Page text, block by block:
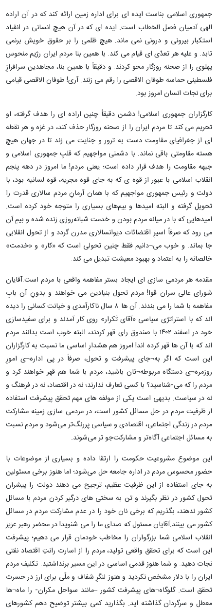
جمهوری اسلامی بناست ایده ای برای اداره زمین ارائه کند که در آن اراده
الهی آدمیان فصل الخطاب است. ایده ای که در آن هیچ انسانی در انقیاد
استکبار بیرونی و درونی نمی ماند. هیچ ظلمی را بر حقوق خویش برنمی
تابد. و علیه هر تعدّی ای قیام می کند. با همین بنا مردم ایران رژیم منحوس
پهلوی را از صحنه روزگار محو کردند. و دقیقاً با همین بنا، مجاهدین سرافرازِ
فلسطینی حماسه طوفان الاقصی را رقم می زنند. آری! طوفان الاقصی قیامی
برای نجات انسان امروز بود.
کارگزاران جمهوری اسلامی! دشمن دقیقاً چنین اراده ای را هدف گرفته، او
تحریم می کند تا مردم ایران را از صحنه روزگار حذف کند، در غزه و هر نقطه
ای از جغرافیای مقاومت دست به ترور و جنایت می زند تا در جهان هیچ
هسته مقاومتی باقی نماند. با دشمنی مواجهیم که قلبِ جمهوری اسلامی و
جبهه مقاومت را هدف قرار داده است؛ یعنی مردم! ما امروز در دهه پنجم
انقلاب اسلامی با عبور از قوه ی که به جای قوه مجریه، قوه لسانیه بود، با
دولت و رئیس جمهوری مواجهیم که با همان آرمانِ مردم سالاری قدرت را
تحویل گرفته و البته امیدها و بیم‌های بسیاری را متوجه خود کرده است.
امیدهایی که با در میانه مردم بودن و خدمت شبانه‌روزی زنده شده و بیمِ آن
می رود که صرفاً اسیرِ اقتضائات دیوانسالاری مدرن گردد و از تحول انقلابی
جا بماند. و خوب می¬دانیم فقط چنین تحولی است که «کار» و «خدمت»
خالصانه را به اعتماد و بهبود معیشت تبدیل می کند.
مقدمه هر مردمی سازی ای ایجاد بستر مفاهمه واقعی با مردم است.آقایان
شورای عالی سران قوا! مردم تحول بنیادین می خواهند و بدونِ آن بابِ
مفاهمه با شما را می بندند. آن ها ۸ سال ناکارآمدی و خیانت کسانی را دیده
اند که با استراتژی سیاسی «آقای تَکرار» روی کار آمدند و برای سفیدسازی
خود در اسفند ۱۴۰۲ با صندوق رای قهر کردند، البته خوب است بدانند مردم
اند که با آن ها قهر کرده اند! امروز هم هشدارِ اساسی ما نسبت به کارگزاران
این است که اگر به¬جای پیشرفت و تحول، صرفاً در پی اداره¬ی امورِ
روزمره¬ی دستگاه مربوطه¬تان باشید، مردم با شما هم قهر خواهند کرد و
مردم را که می-شناسید؟ با کسی تعارف ندارند؛ نه در اقتصاد، نه در فرهنگ و
نه در سیاست. بدیهی است یکی از مولفه های مهم تحقق پیشرفت استفاده
از ظرفیت مردم در حل مسائل کشور است، در مردمی سازی زمینه‌ مشارکت
مردم در زندگی اجتماعی، اقتصادی و سیاسی پررنگ‌تر می‌شود و مردم نسبت
به مسائل اجتماعی آگاه‌تر و مشارکت‌جو تر می‌شوند.
این موضوع مشروعیت حکومت را ارتقا داده و بسیاری از موضوعات با
حضور محسوس مردم در اداره جامعه حل می‌شود؛ اما هنوز برخی مسئولین
به جای استفاده از این ظرفیت عظیم، ترجیح می دهند دولت را پیشران
تحول کشور در نظر بگیرند و تن به سختی های درگیر کردن مردم با مسائل
کشور ندهند، بگذریم که برخی نان خود را در عدم مشارکت مردم در مسائل
کشور می بینند.آقایان مسئول که صدای ما را می شنوید! در محضر رهبر عزیز
انقلاب اسلامی شما بزرگواران را مخاطب خودمان قرار می دهیم؛ پیشرفت
این است که برای تحقق واقعی تولید، مردم را از اسارت رانتِ اقتصاد نفتی
نجات دهید. و شما هنوز قدمی اساسی در این مسیر برنداشتید. تکلیف مردم
ایران را با دلار مشخص نکردید و هنوز لنگرِ شفاف و ملّی برای ارز در حسرت
تحقق است. گلوگاه¬های پیشرفت کشور –مانند سواحل مکران- را ماه¬ها
معطل و سرگردان گذاشته اید. بگذارید کمی بیشتر توضیح دهم کشورهای